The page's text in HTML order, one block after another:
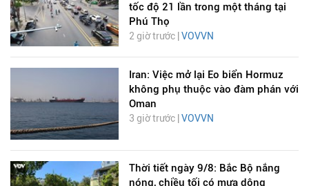
tốc độ 21 lần trong một tháng tại
Phú Thọ
2 giờ trước | VOVVN
Iran: Việc mở lại Eo biển Hormuz
không phụ thuộc vào đàm phán với
Oman
3 giờ trước | VOVVN
Thời tiết ngày 9/8: Bắc Bộ nắng
nóng, chiều tối có mưa dông